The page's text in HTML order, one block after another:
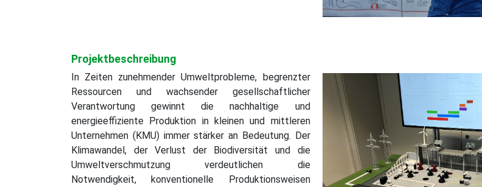
Projektbeschreibung
In Zeiten zunehmender Umweltprobleme, begrenzter
Ressourcen und wachsender gesellschaftlicher
Verantwortung gewinnt die nachhaltige und
energieeffiziente Produktion in kleinen und mittleren
Unternehmen (KMU) immer stärker an Bedeutung. Der
Klimawandel, der Verlust der Biodiversität und die
Umweltverschmutzung verdeutlichen die
Notwendigkeit, konventionelle Produktionsweisen